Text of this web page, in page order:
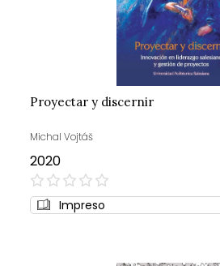
Proyectar y discernir
Michal Vojtáš
2020
0%
Impreso